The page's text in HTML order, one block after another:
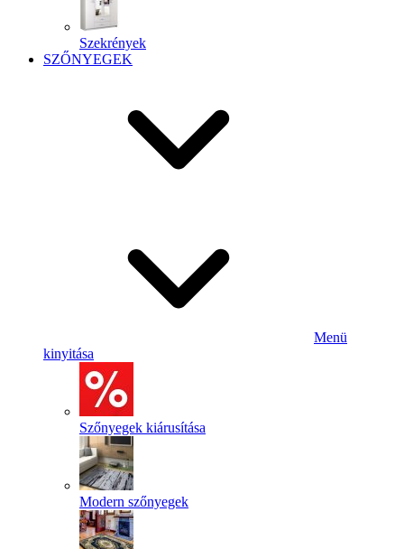
Szekrények
SZŐNYEGEK
Menü
kinyitása
Szőnyegek kiárusítása
Modern szőnyegek